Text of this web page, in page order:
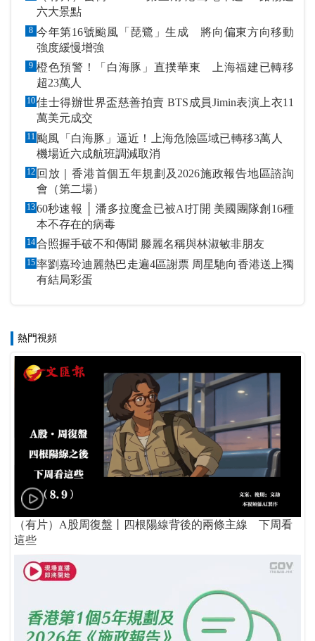
六大景點
8 今年第16號颱風「琵鷺」生成 將向偏東方向移動
強度緩慢增強
9 橙色預警！「白海豚」直撲華東 上海福建已轉移
超23萬人
10佳士得辦世界盃慈善拍賣 BTS成員Jimin表演上衣11
萬美元成交
11 颱風「白海豚」逼近！上海危險區域已轉移3萬人
機場近六成航班調減取消
12 回放｜香港首個五年規劃及2026施政報告地區諮詢
會（第二場）
1360秒速報 │ 潘多拉魔盒已被AI打開 美國團隊創16種
本不存在的病毒
14 合照握手破不和傳聞 滕麗名稱與林淑敏非朋友
15率劉嘉玲迪麗熱巴走遍4區謝票 周星馳向香港送上獨
有結局彩蛋
熱門視頻
（有片）A股周復盤丨四根陽線背後的兩條主線 下周看
這些